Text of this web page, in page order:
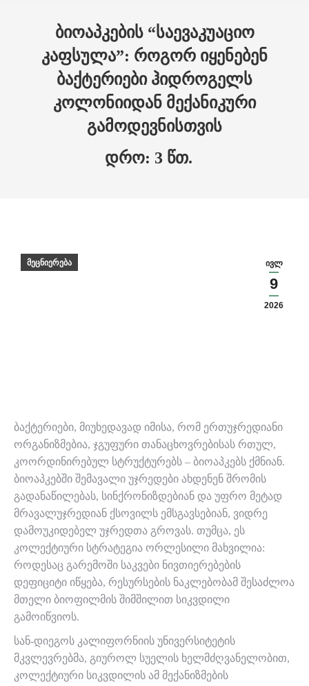
ბიოაპკების “საევაკუაციო
კაფსულა”: როგორ იყენებენ
ბაქტერიები ჰიდროგელს
კოლონიიდან მექანიკური
გამოდევნისთვის
ივლ
9
2026
მეცნიერება
ბაქტერიები, მიუხედავად იმისა, რომ ერთუჯრედიანი
ორგანიზმებია, ჯგუფური თანაცხოვრებისას რთულ,
კოორდინირებულ სტრუქტურებს – ბიოაპკებს ქმნიან.
ბიოაპკებში შემავალი უჯრედები ახდენენ შრომის
გადანაწილებას, სინქრონიზდებიან და უფრო მეტად
მრავალუჯრედიან ქსოვილს ემსგავსებიან, ვიდრე
დამოუკიდებელ უჯრედთა გროვას. თუმცა, ეს
კოლექტიური სტრატეგია ორლესილი მახვილია:
როდესაც გარემოში საკვები ნივთიერებების
დეფიციტი იწყება, რესურსების ნაკლებობამ შესაძლოა
მთელი ბიოფილმის შიმშილით სიკვდილი
გამოიწვიოს.
სან-დიეგოს კალიფორნიის უნივერსიტეტის
მკვლევრებმა, გიუროლ სუელის ხელმძღვანელობით,
კოლექტიური სიკვდილის ამ მექანიზმების